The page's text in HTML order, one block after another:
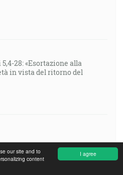
I agree
our site and to
content
28: «Esortazione alla
in vista del ritorno del